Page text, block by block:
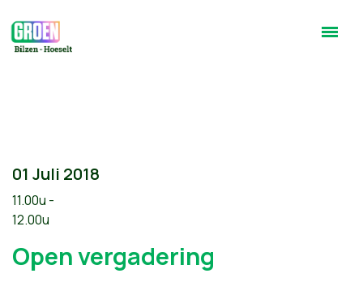
01 Juli 2018
11.00u -
12.00u
Open vergadering